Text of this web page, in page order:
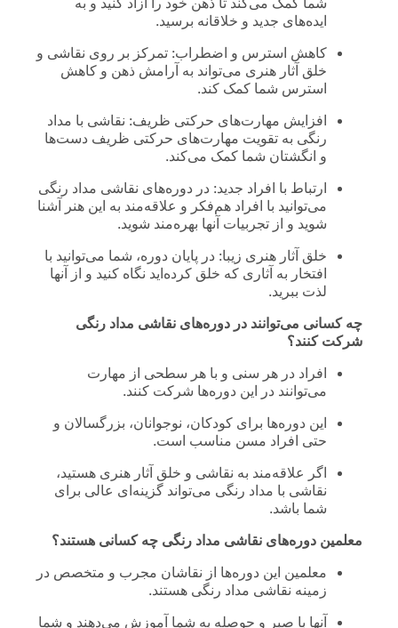
ایده‌های جدید و خلاقانه برسید.
کاهش استرس و اضطراب: تمرکز بر روی نقاشی و
خلق آثار هنری می‌تواند به آرامش ذهن و کاهش
استرس شما کمک کند.
افزایش مهارت‌های حرکتی ظریف: نقاشی با مداد
رنگی به تقویت مهارت‌های حرکتی ظریف دست‌ها
و انگشتان شما کمک می‌کند.
ارتباط با افراد جدید: در دوره‌های نقاشی مداد رنگی
می‌توانید با افراد هم‌فکر و علاقه‌مند به این هنر آشنا
شوید و از تجربیات آنها بهره‌مند شوید.
خلق آثار هنری زیبا: در پایان دوره، شما می‌توانید با
افتخار به آثاری که خلق کرده‌اید نگاه کنید و از آنها
لذت ببرید.
چه کسانی می‌توانند در دوره‌های نقاشی مداد رنگی
شرکت کنند؟
افراد در هر سنی و با هر سطحی از مهارت
می‌توانند در این دوره‌ها شرکت کنند.
این دوره‌ها برای کودکان، نوجوانان، بزرگسالان و
حتی افراد مسن مناسب است.
اگر علاقه‌مند به نقاشی و خلق آثار هنری هستید،
نقاشی با مداد رنگی می‌تواند گزینه‌ای عالی برای
شما باشد.
معلمین دوره‌های نقاشی مداد رنگی چه کسانی هستند؟
معلمین این دوره‌ها از نقاشان مجرب و متخصص در
زمینه نقاشی مداد رنگی هستند.
آنها با صبر و حوصله به شما آموزش می‌دهند و شما